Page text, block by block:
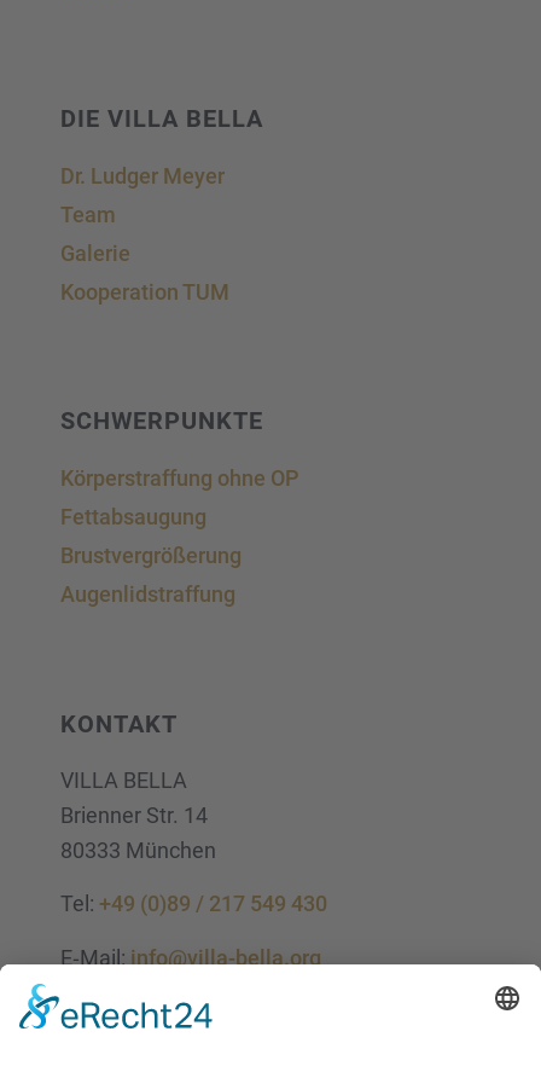
DIE VILLA BELLA
Dr. Ludger Meyer
Team
Galerie
Koope­ra­tion TUM
SCHWER­PUNKTE
Körper­straf­fung ohne OP
Fettab­sau­gung
Brust­ver­grö­ße­rung
Augen­lid­s­traf­fung
KONTAKT
VILLA BELLA
Brien­ner Str. 14
80333 München
Tel: +49 (0)89 / 217 549 430
E‑Mail: info@villa-bella.org